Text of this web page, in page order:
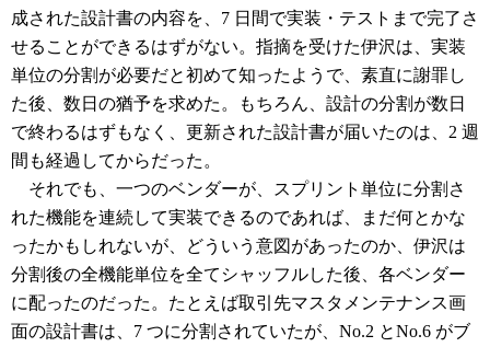
成された設計書の内容を、7 日間で実装・テストまで完了さ
せることができるはずがない。指摘を受けた伊沢は、実装
単位の分割が必要だと初めて知ったようで、素直に謝罪し
た後、数日の猶予を求めた。もちろん、設計の分割が数日
で終わるはずもなく、更新された設計書が届いたのは、2 週
間も経過してからだった。
それでも、一つのベンダーが、スプリント単位に分割さ
れた機能を連続して実装できるのであれば、まだ何とかな
ったかもしれないが、どういう意図があったのか、伊沢は
分割後の全機能単位を全てシャッフルした後、各ベンダー
に配ったのだった。たとえば取引先マスタメンテナンス画
面の設計書は、7 つに分割されていたが、No.2 とNo.6 がブ